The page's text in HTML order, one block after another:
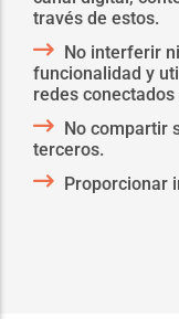
través de estos.
No interferir
funcionalidad y
redes
No compartir
terceros.
Proporcionar